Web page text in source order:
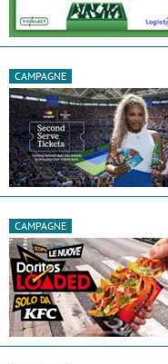
CAMPAGNE
CAMPAGNE